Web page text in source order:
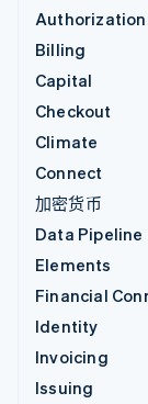
Billing
Capital
Checkout
Climate
Connect
加密货币
Data Pipeline
Elements
Financial
Identity
Invoicing
Issuing